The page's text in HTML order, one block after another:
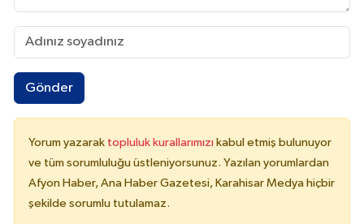
Gönder
Yorum yazarak topluluk kurallarımızı kabul etmiş bulunuyor
ve tüm sorumluluğu üstleniyorsunuz. Yazılan yorumlardan
Afyon Haber, Ana Haber Gazetesi, Karahisar Medya hiçbir
şekilde sorumlu tutulamaz.